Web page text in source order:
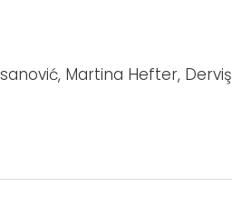
Martina Hefter, Derviş